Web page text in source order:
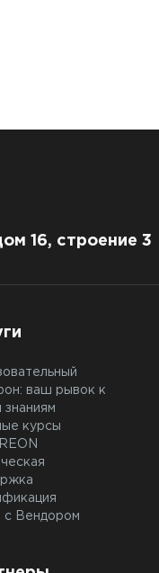
16, строение 3
ваш рывок к
знаниям
курсы
с Вендором